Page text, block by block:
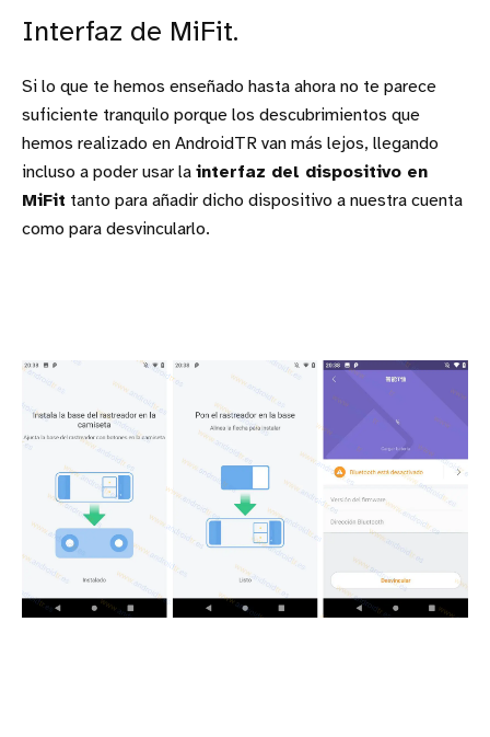
Interfaz de MiFit.
Si lo que te hemos enseñado hasta ahora no te parece
suficiente tranquilo porque los descubrimientos que
hemos realizado en AndroidTR van más lejos, llegando
incluso a poder usar la interfaz del dispositivo en
MiFit tanto para añadir dicho dispositivo a nuestra cuenta
como para desvincularlo.